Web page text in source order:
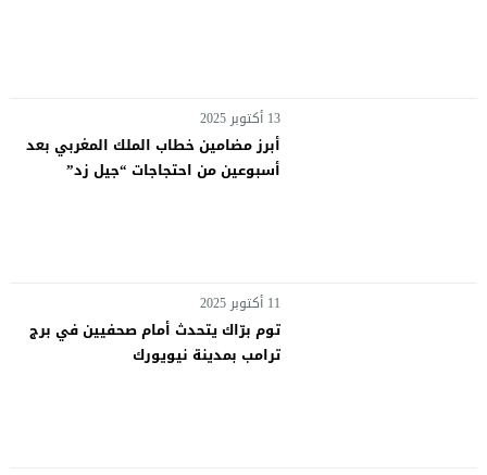
13 أكتوبر 2025
أبرز مضامين خطاب الملك المغربي بعد
أسبوعين من احتجاجات “جيل زد”
11 أكتوبر 2025
توم برّاك يتحدث أمام صحفيين في برج
ترامب بمدينة نيويورك